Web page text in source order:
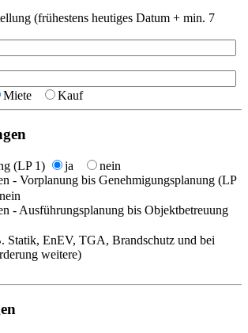
(frühestens heutiges Datum + min. 7
Miete Kauf
(LP 1) ja
nein
- Vorplanung bis Genehmigungsplanung (LP
nein
- Ausführungsplanung bis Objektbetreuung
Statik, EnEV, TGA, Brandschutz und bei
weitere)